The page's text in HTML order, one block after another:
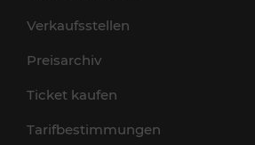
Verkaufsstellen
Preisarchiv
Ticket kaufen
Tarifbestimmungen